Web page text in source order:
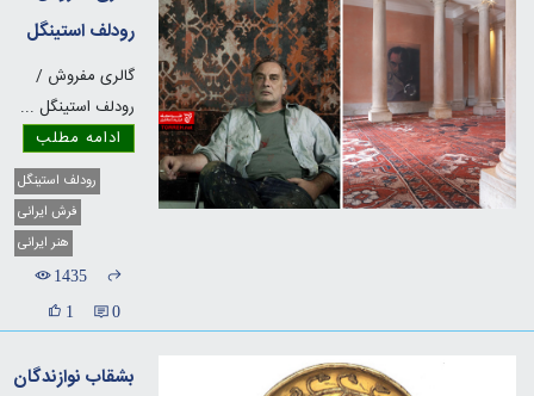
رودلف استینگل
گالری مفروش /
رودلف استینگل...
ادامه مطلب
رودلف استینگل
فرش ایرانی
هنر ایرانی
1435
بشقاب نوازندگان